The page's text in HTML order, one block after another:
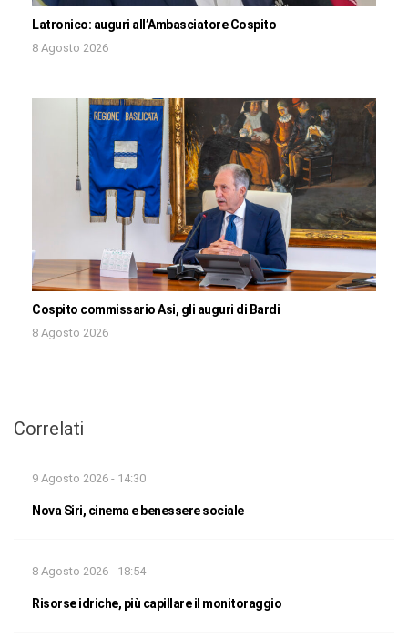
Latronico: auguri all’Ambasciatore Cospito
8 Agosto 2026
Cospito commissario Asi, gli auguri di Bardi
8 Agosto 2026
Correlati
9 Agosto 2026 - 14:30
Nova Siri, cinema e benessere sociale
8 Agosto 2026 - 18:54
Risorse idriche, più capillare il monitoraggio